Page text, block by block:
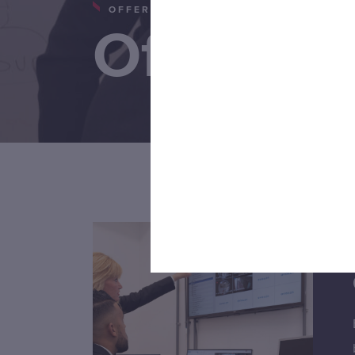
OFFERTE BEVEILIGING
Offerte